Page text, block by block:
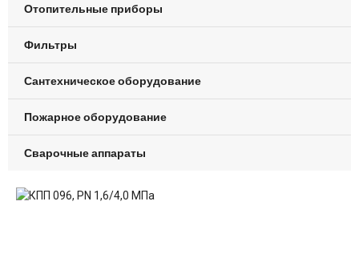
Отопительные приборы
Фильтры
Сантехническое оборудование
Пожарное оборудование
Сварочные аппараты